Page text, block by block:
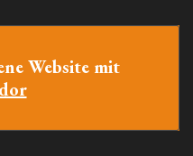
Website mit